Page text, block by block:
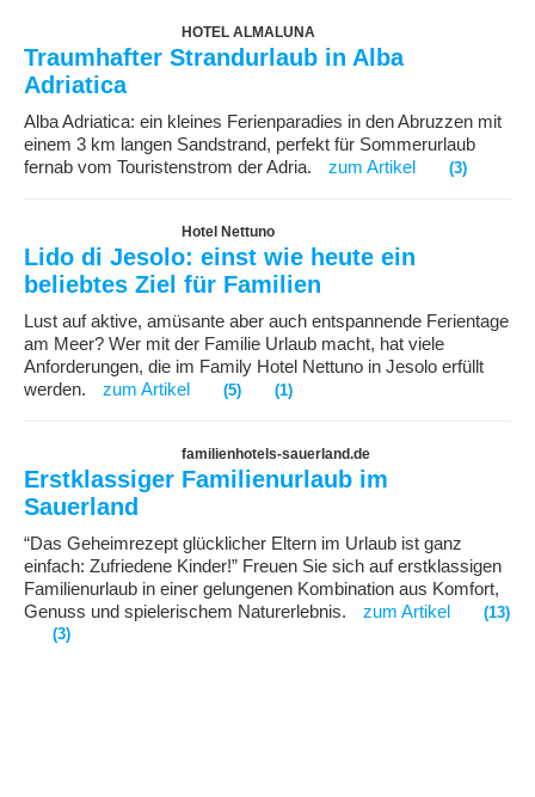
HOTEL ALMALUNA
Traumhafter Strandurlaub in Alba
Adriatica
Alba Adriatica: ein kleines Ferienparadies in den Abruzzen mit
einem 3 km langen Sandstrand, perfekt für Sommerurlaub
fernab vom Touristenstrom der Adria.
zum Artikel (3)
Hotel Nettuno
Lido di Jesolo: einst wie heute ein
beliebtes Ziel für Familien
Lust auf aktive, amüsante aber auch entspannende Ferientage
am Meer? Wer mit der Familie Urlaub macht, hat viele
Anforderungen, die im Family Hotel Nettuno in Jesolo erfüllt
werden.
zum Artikel (5) (1)
familienhotels-sauerland.de
Erstklassiger Familienurlaub im
Sauerland
“Das Geheimrezept glücklicher Eltern im Urlaub ist ganz
einfach: Zufriedene Kinder!” Freuen Sie sich auf erstklassigen
Familienurlaub in einer gelungenen Kombination aus Komfort,
Genuss und spielerischem Naturerlebnis.
zum Artikel
(13)
(3)